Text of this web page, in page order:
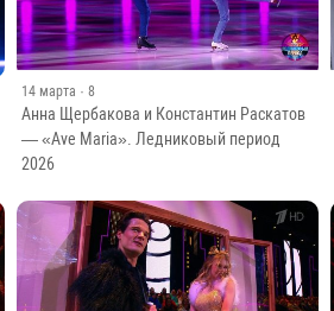
14 марта · 8
Анна Щербакова и Константин Раскатов
— «Ave Maria». Ледниковый период
2026